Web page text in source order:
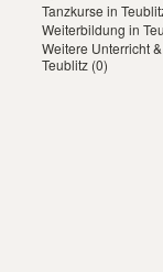
Tanzkurse in
Weiterbildung in
Weitere Unterricht
Teublitz(0)